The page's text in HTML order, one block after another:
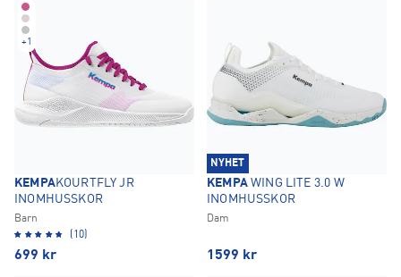
+1
KEMPAKOURTFLY JR
INOMHUSSKOR
Barn
(10)
699 kr
NYHET
KEMPAWING LITE 3.0 W
INOMHUSSKOR
Dam
1599 kr